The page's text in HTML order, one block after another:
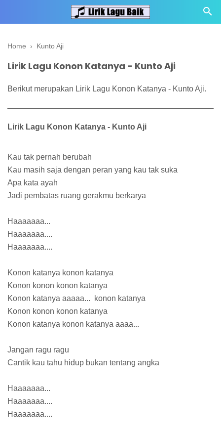
Home › Kunto Aji
Lirik Lagu Konon Katanya - Kunto Aji
Berikut merupakan Lirik Lagu Konon Katanya - Kunto Aji.
Lirik Lagu Konon Katanya - Kunto Aji
Kau tak pernah berubah
Kau masih saja dengan peran yang kau tak suka
Apa kata ayah
Jadi pembatas ruang gerakmu berkarya
Haaaaaaa...
Haaaaaaa....
Haaaaaaa....
Konon katanya konon katanya
Konon konon konon katanya
Konon katanya aaaaa... konon katanya
Konon konon konon katanya
Konon katanya konon katanya aaaa...
Jangan ragu ragu
Cantik kau tahu hidup bukan tentang angka
Haaaaaaa...
Haaaaaaa....
Haaaaaaa....